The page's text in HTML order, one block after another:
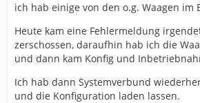
ich hab einige von den o.g. Waagen im
Heute kam eine Fehlermeldung
zerschossen, daraufhin hab ich die
und dann kam Konfig und
Ich hab dann Systemverbund
und die Konfiguration laden lassen.